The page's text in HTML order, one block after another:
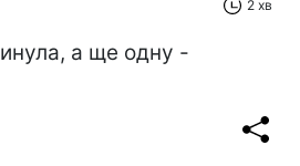
2 хв
а ще одну -